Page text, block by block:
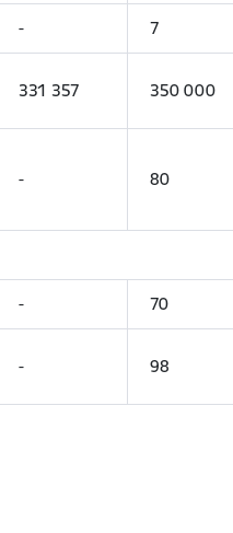
- 7
331 357 350 000
- 80
- 70
- 98